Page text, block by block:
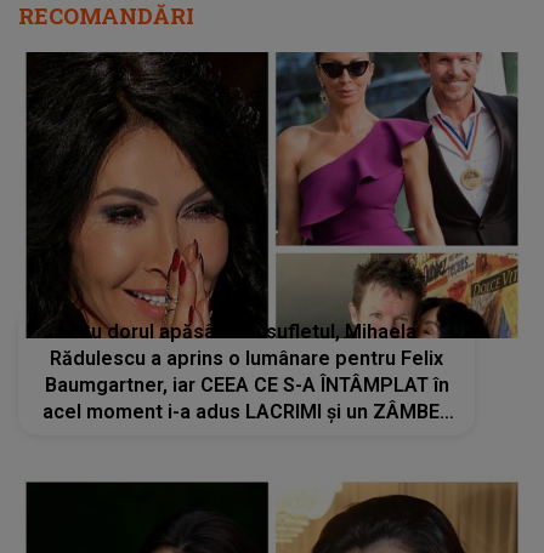
RECOMANDĂRI
Cu dorul apăsându-i sufletul, Mihaela
Rădulescu a aprins o lumânare pentru Felix
Baumgartner, iar CEEA CE S-A ÎNTÂMPLAT în
acel moment i-a adus LACRIMI și un ZÂMBET